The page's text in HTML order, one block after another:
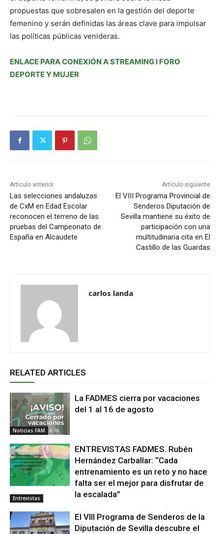
propuestas que sobresalen en la gestión del deporte
femenino y serán definidas las áreas clave para impulsar
las políticas públicas venideras.
ENLACE PARA CONEXIÓN A STREAMING I FORO
DEPORTE Y MUJER
Artículo anterior
Las selecciones andaluzas
de CxM en Edad Escolar
reconocen el terreno de las
pruebas del Campeonato de
España en Alcaudete
Artículo siguiente
El VIII Programa Provincial de
Senderos Diputación de
Sevilla mantiene su éxito de
participación con una
multitudinaria cita en El
Castillo de las Guardas
carlos landa
RELATED ARTICLES
Noticias FAM
La FADMES cierra por vacaciones
del 1 al 16 de agosto
Entrevistas
ENTREVISTAS FADMES. Rubén
Hernández Carballar: “Cada
entrenamiento es un reto y no hace
falta ser el mejor para disfrutar de
la escalada”
El VIII Programa de Senderos de la
Diputación de Sevilla descubre el